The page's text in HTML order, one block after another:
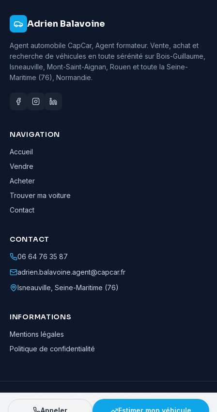
Adrien Balavoine
Agent automobile CapCar, Agent formateur. Vente, achat et
recherche de véhicules en toute sérénité sur Bois-Guillaume,
Isneauville, Mont-Saint-Aignan, Rouen et toute la Seine-
Maritime (76), Normandie.
NAVIGATION
Accueil
Vendre
Acheter
Trouver ma voiture
Contact
CONTACT
06 64 76 35 87
adrien.balavoine.agent@capcar.fr
Isneauville Seine-Maritime (76)
INFORMATIONS
Mentions légales
Politique de confidentialité
Adrien Balavoine—Agent automobile CapCar, Agent formateur· ©
· Tous droits réservés
Appeler Estimer mon véhicule